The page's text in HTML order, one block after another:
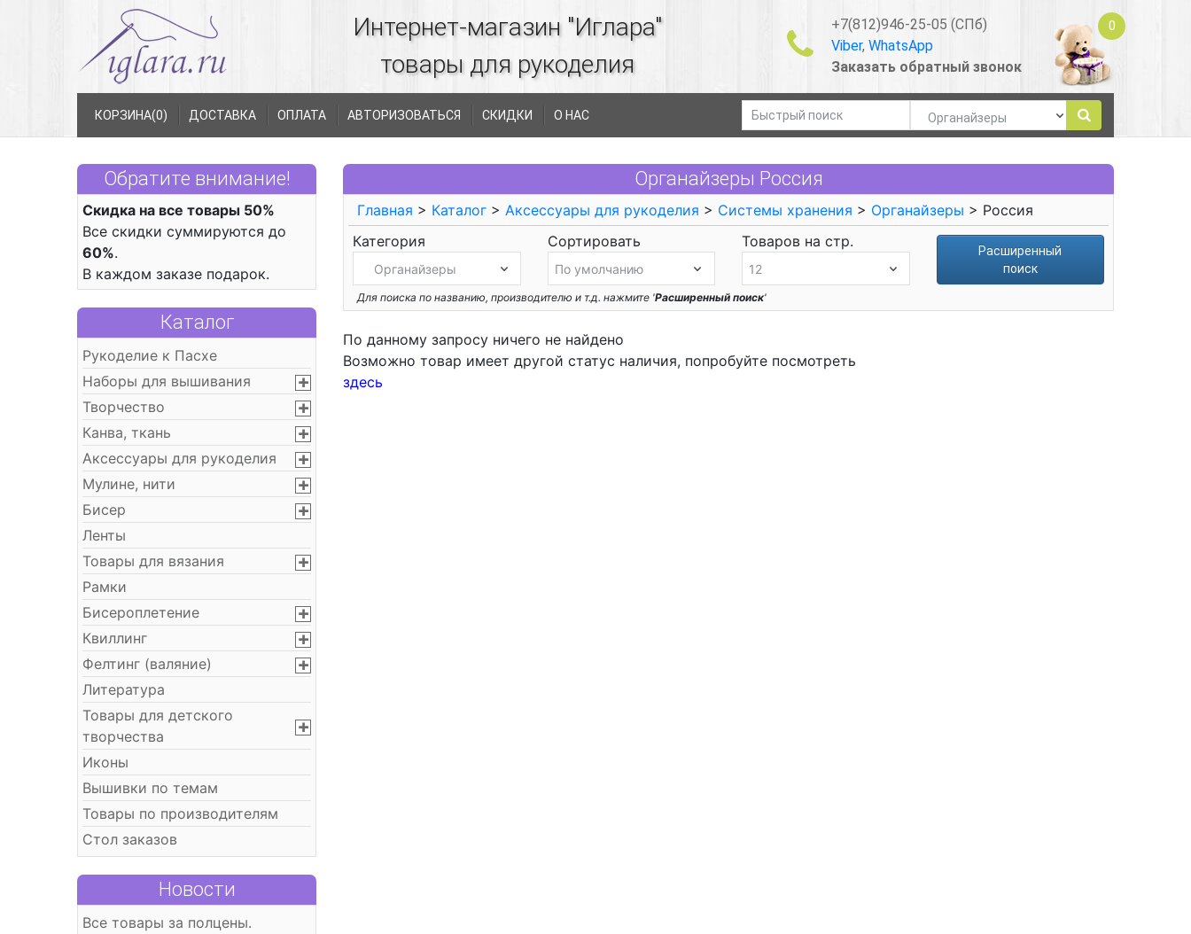
Интернет-магазин "Иглара"
товары для рукоделия
+7(812)946-25-05 (СПб)
Viber, WhatsApp
Заказать обратный звонок
0
КОРЗИНА(0) ДОСТАВКА ОПЛАТА АВТОРИЗОВАТЬСЯ СКИДКИ О НАС
Обратите внимание!
Скидка на все товары 50%
Все скидки суммируются до
60%.
В каждом заказе подарок.
Каталог
Рукоделие к Пасхе
Наборы для вышивания
Творчество
Канва, ткань
Аксессуары для рукоделия
Мулине, нити
Бисер
Ленты
Товары для вязания
Рамки
Бисероплетение
Квиллинг
Фелтинг (валяние)
Литература
Товары для детского
творчества
Иконы
Вышивки по темам
Товары по производителям
Стол заказов
Новости
Все товары за полцены.
Органайзеры Россия
Главная > Каталог > Аксессуары для рукоделия > Системы хранения > Органайзеры > Россия
Категория
Сортировать Товаров на стр.
Расширенный
поиск
Для поиска по названию, производителю и т.д. нажмите 'Расширенный поиск'
По данному запросу ничего не найдено
Возможно товар имеет другой статус наличия, попробуйте посмотреть
здесь